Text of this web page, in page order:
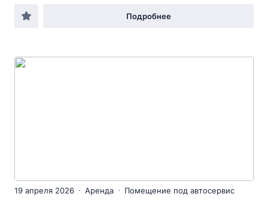
Подробнее
19 апреля 2026 Аренда Помещение под автосервис